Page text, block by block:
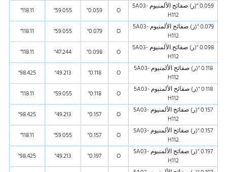
0.059 "(ر) صفائح الألمنيوم 5A03-
H112
O
0.059"
59.055"
118.11"
0.079 "(ر) صفائح الألمنيوم 5A03-
H112
O
0.079"
59.055"
118.11"
0.098 "(ر) صفائح الألمنيوم 5A03-
H112
O
0.098"
47.244"
118.11"
0.118 "(ر) صفائح الألمنيوم 5A03-
H112
O
0.118"
49.213"
98.425"
0.118 "(ر) صفائح الألمنيوم 5A03-
H112
O
0.118"
59.055"
118.11"
0.157 "(ر) صفائح الألمنيوم 5A03-
H112
O
0.157"
49.213"
98.425"
0.157 "(ر) صفائح الألمنيوم 5A03-
H112
O
0.157"
59.055"
118.11"
0.197 "(ر) صفائح الألمنيوم 5A03-
H112
O
0.197"
49.213"
98.425"